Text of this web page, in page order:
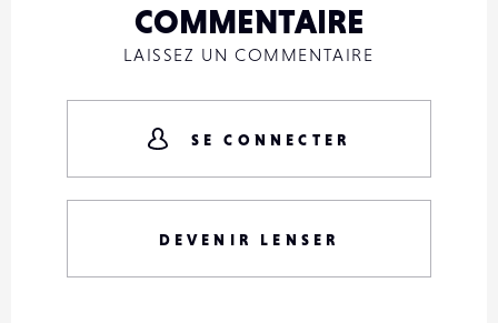
COMMENTAIRE
LAISSEZ UN COMMENTAIRE
SE CONNECTER
DEVENIR LENSER